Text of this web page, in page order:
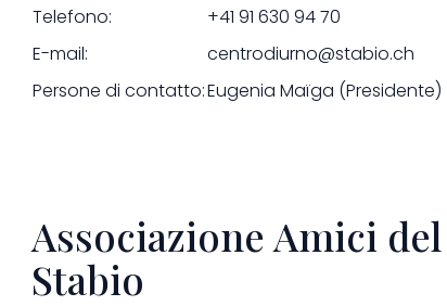
Telefono:
+41 91 630 94 70
E-mail:
centrodiurno@stabio.ch
Persone di contatto:Eugenia Maïga (Presidente)
Associazione Amici
Stabio